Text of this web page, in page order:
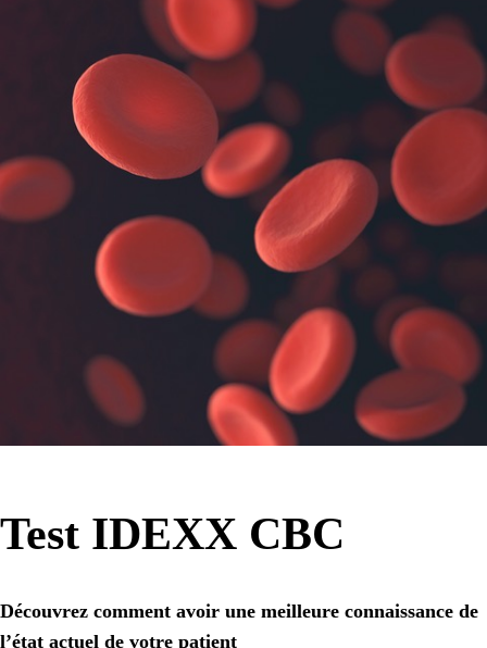
Test IDEXX CBC
Découvrez comment avoir une meilleure connaissance de
l’état actuel de votre patient